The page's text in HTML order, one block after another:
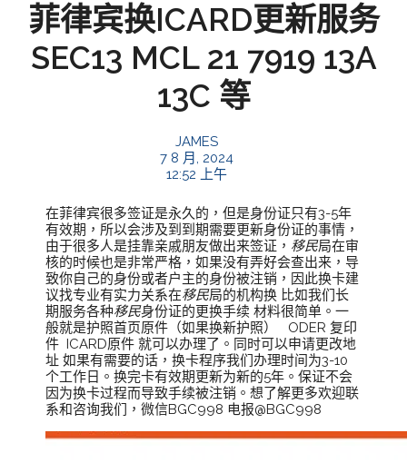
菲律宾换ICARD更新服务
SEC13 MCL 21 7919 13A
13C 等
JAMES
7 8 月, 2024
12:52 上午
在菲律宾很多签证是永久的，但是身份证只有3-5年
有效期，所以会涉及到到期需要更新身份证的事情，
由于很多人是挂靠亲戚朋友做出来签证， 移民局在审
核的时候也是非常严格，如果没有弄好会查出来，导
致你自己的身份或者户主的身份被注销，因此换卡建
议找专业有实力关系在移民局的机构换 比如我们长
期服务各种移民身份证的更换手续 材料很简单。一
般就是护照首页原件（如果换新护照） ODER 复印
件 ICARD原件 就可以办理了。同时可以申请更改地
址 如果有需要的话，换卡程序我们办理时间为3-10
个工作日。换完卡有效期更新为新的5年。保证不会
因为换卡过程而导致手续被注销。想了解更多欢迎联
系和咨询我们，微信BGC998 电报@BGC998